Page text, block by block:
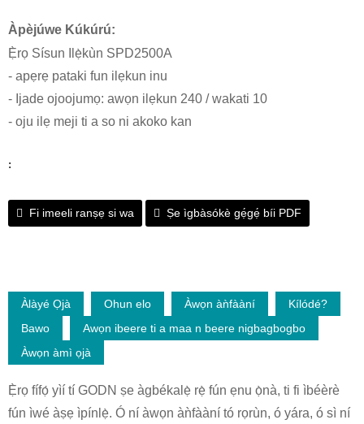
Àpèjúwe Kúkúrú:
Ẹ̀rọ Sísun Ilẹ̀kùn SPD2500A
- apẹrẹ pataki fun ilẹkun inu
- Ijade ojoojumọ: awọn ilẹkun 240 / wakati 10
- oju ilẹ meji ti a so ni akoko kan
:
Fi imeeli ranṣẹ si wa Ṣe ìgbàsókè gẹ́gẹ́ bíi PDF
Àlàyé Ọjà Ohun elo Àwọn àǹfààní
Kílódé?
Bawo
Awọn ibeere ti a maa n beere nigbagbogbo
Àwọn àmì ọjà
Ẹ̀rọ fífọ́ yìí tí GODN ṣe àgbékalẹ̀ rẹ̀ fún ẹnu ọ̀nà, ti fi ìbéèrè
fún ìwé àṣẹ ìpínlẹ̀. Ó ní àwọn àǹfààní tó rọrùn, ó yára, ó sì ní